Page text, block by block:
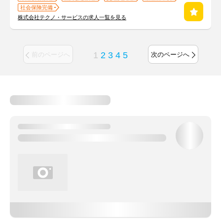
社会保険完備
株式会社テクノ・サービスの求人一覧を見る
前のページへ 1 2 3 4 5 次のページへ